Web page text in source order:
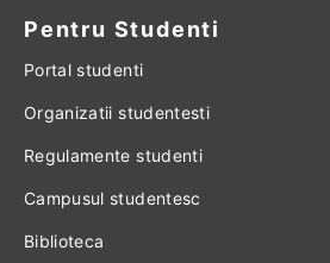
Pentru Studenti
Portal studenti
Organizatii studentesti
Regulamente studenti
Campusul studentesc
Biblioteca